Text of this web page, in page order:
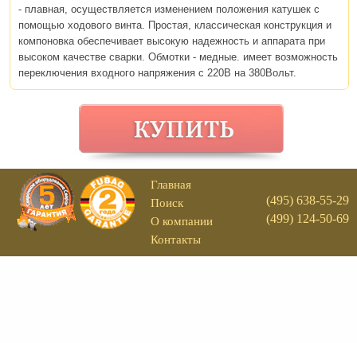
- плавная, осуществляется изменением положения катушек с
помощью ходового винта. Простая, классическая конструкция и
компоновка обеспечивает высокую надежность и аппарата при
высоком качестве сварки. Обмотки - медные. имеет возможность
переключения входного напряжения с 220В на 380Вольт.
Главная
Поиск
О компании
Контакты
(495) 638-55-29
(499) 124-50-69